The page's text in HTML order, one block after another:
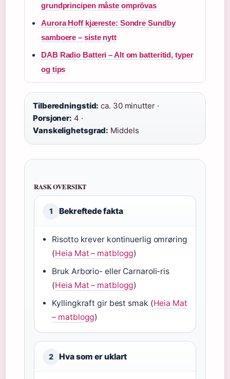
grundprincipen måste omprövas
Aurora Hoff kjæreste: Sondre Sundby
samboere – siste nytt
DAB Radio Batteri – Alt om batteritid, typer
og tips
Tilberedningstid: ca. 30 minutter ·
Porsjoner: 4 ·
Vanskelighetsgrad: Middels
RASK OVERSIKT
1 Bekreftede fakta
Risotto krever kontinuerlig omrøring
(Heia Mat – matblogg)
Bruk Arborio- eller Carnaroli-ris
(Heia Mat – matblogg)
Kyllingkraft gir best smak (Heia Mat
– matblogg)
2 Hva som er uklart